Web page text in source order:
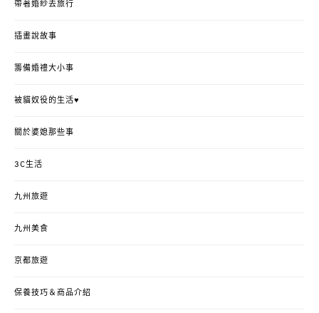
帶著婚紗去旅行
插畫說故事
籌備婚禮大小事
被貓奴役的生活♥
關於婆媳那些事
3C生活
九州旅遊
九州美食
京都旅遊
保養技巧＆商品介紹